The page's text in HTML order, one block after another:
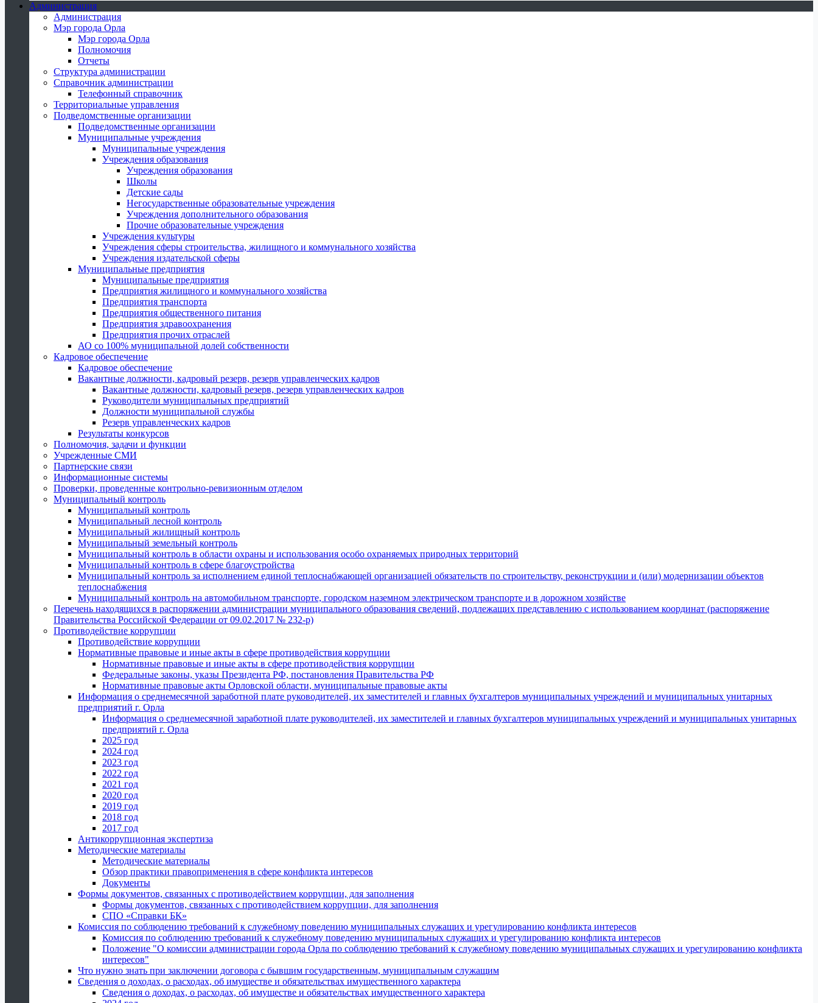
Администрация
Администрация
Мэр города Орла
Мэр города Орла
Полномочия
Отчеты
Структура администрации
Справочник администрации
Телефонный справочник
Территориальные управления
Подведомственные организации
Подведомственные организации
Муниципальные учреждения
Муниципальные учреждения
Учреждения образования
Учреждения образования
Школы
Детские сады
Негосударственные образовательные учреждения
Учреждения дополнительного образования
Прочие образовательные учреждения
Учреждения культуры
Учреждения сферы строительства, жилищного и коммунального хозяйства
Учреждения издательской сферы
Муниципальные предприятия
Муниципальные предприятия
Предприятия жилищного и коммунального хозяйства
Предприятия транспорта
Предприятия общественного питания
Предприятия здравоохранения
Предприятия прочих отраслей
АО со 100% муниципальной долей собственности
Кадровое обеспечение
Кадровое обеспечение
Вакантные должности, кадровый резерв, резерв управленческих кадров
Вакантные должности, кадровый резерв, резерв управленческих кадров
Руководители муниципальных предприятий
Должности муниципальной службы
Резерв управленческих кадров
Результаты конкурсов
Полномочия, задачи и функции
Учрежденные СМИ
Партнерские связи
Информационные системы
Проверки, проведенные контрольно-ревизионным отделом
Муниципальный контроль
Муниципальный контроль
Муниципальный лесной контроль
Муниципальный жилищный контроль
Муниципальный земельный контроль
Муниципальный контроль в области охраны и использования особо охраняемых природных территорий
Муниципальный контроль в сфере благоустройства
Муниципальный контроль за исполнением единой теплоснабжающей организацией обязательств по строительству, реконструкции и (или) модернизации объектов
теплоснабжения
Муниципальный контроль на автомобильном транспорте, городском наземном электрическом транспорте и в дорожном хозяйстве
Перечень находящихся в распоряжении администрации муниципального образования сведений, подлежащих представлению с использованием координат (распоряжение
Правительства Российской Федерации от 09.02.2017 № 232-р)
Противодействие коррупции
Противодействие коррупции
Нормативные правовые и иные акты в сфере противодействия коррупции
Нормативные правовые и иные акты в сфере противодействия коррупции
Федеральные законы, указы Президента РФ, постановления Правительства РФ
Нормативные правовые акты Орловской области, муниципальные правовые акты
Информация о среднемесячной заработной плате руководителей, их заместителей и главных бухгалтеров муниципальных учреждений и муниципальных унитарных
предприятий г. Орла
Информация о среднемесячной заработной плате руководителей, их заместителей и главных бухгалтеров муниципальных учреждений и муниципальных унитарных
предприятий г. Орла
2025 год
2024 год
2023 год
2022 год
2021 год
2020 год
2019 год
2018 год
2017 год
Антикоррупционная экспертиза
Методические материалы
Методические материалы
Обзор практики правоприменения в сфере конфликта интересов
Документы
Формы документов, связанных с противодействием коррупции, для заполнения
Формы документов, связанных с противодействием коррупции, для заполнения
СПО «Справки БК»
Комиссия по соблюдению требований к служебному поведению муниципальных служащих и урегулированию конфликта интересов
Комиссия по соблюдению требований к служебному поведению муниципальных служащих и урегулированию конфликта интересов
Положение "О комиссии администрации города Орла по соблюдению требований к служебному поведению муниципальных служащих и урегулированию конфликта
интересов"
Что нужно знать при заключении договора с бывшим государственным, муниципальным служащим
Сведения о доходах, о расходах, об имуществе и обязательствах имущественного характера
Сведения о доходах, о расходах, об имуществе и обязательствах имущественного характера